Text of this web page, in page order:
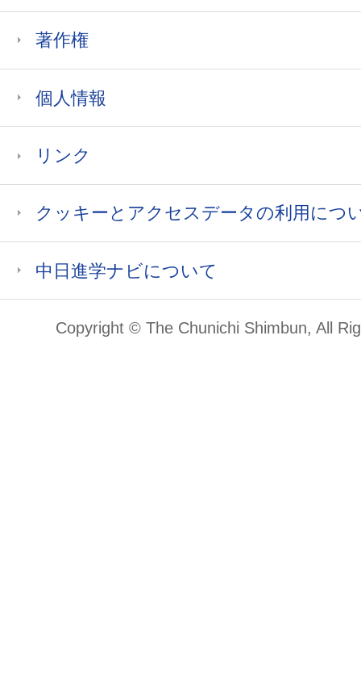
著作権
個人情報
リンク
クッキーとアクセスデータの利用につ
中日進学ナビについて
Copyright © The Chunichi Shimbun, All